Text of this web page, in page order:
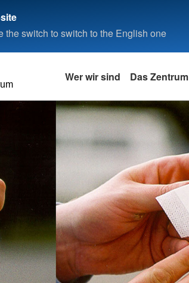
the switch to switch to the English one
Wer wir sind Das Zentrum